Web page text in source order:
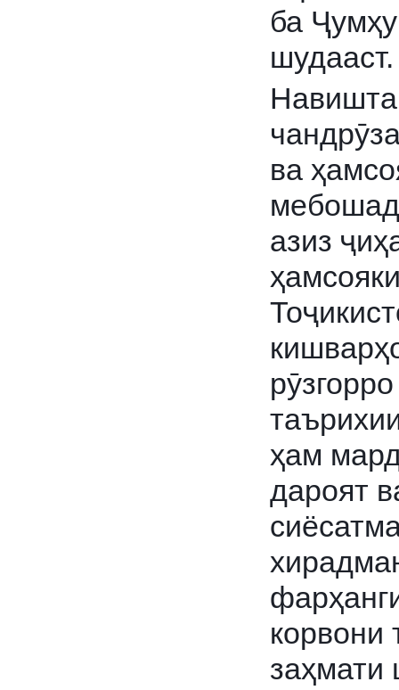
ба
шудааст.
ва
азиз
ҳам
дароят
корвони
заҳмати